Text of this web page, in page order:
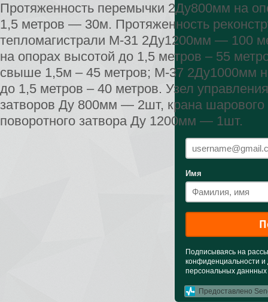
Протяженность перемычки 2Ду800мм на
1,5 метров — 30м. Протяженность
тепломагистрали М-31 2Ду1200мм — 100
на опорах высотой до 1,5 метров – 55
свыше 1,5м – 45 метров; М-37 2Ду1000мм
до 1,5 метров – 40 метров. Узел
затворов Ду 800мм — 2шт, крана
поворотного затвора Ду 1200мм — 1шт.
Имя
Подписываясь на
конфиденциальности и
персональных даннных
Предоставлено